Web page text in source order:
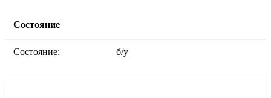
Состояние
Состояние: б/у